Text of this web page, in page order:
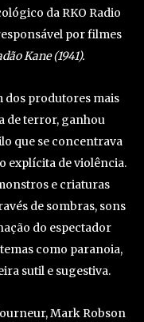
da RKO Radio
por filmes
Kane (1941).
dos produtores mais
de terror, ganhou
que se concentrava
explícita de violência.
e criaturas
de sombras, sons
do espectador
como paranoia,
sutil e sugestiva.
Mark Robson